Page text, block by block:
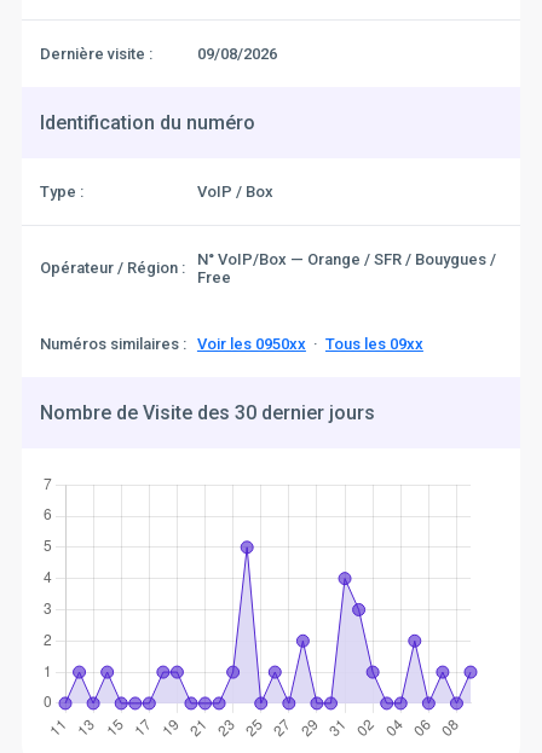
Dernière visite : 09/08/2026
Identification du numéro
Type : VoIP / Box
Opérateur / Région :
N° VoIP/Box — Orange / SFR / Bouygues /
Free
Numéros similaires : Voir les 0950xx· Tous les 09xx
Nombre de Visite des 30 dernier jours